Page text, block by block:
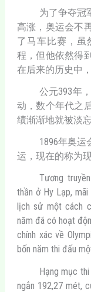
为了争夺冠
高涨，奥运会不
了马车比赛，虽
程，但他依然得
在后来的历史中
公元393年
动，数个年代之
绩渐渐地就被淡忘
1896年奥
运，现在的称为现
Tương
thần ở Hy Lạp,
lịch sử một cách
năm đã có hoạt
chính xác về
bốn năm thi đấu
Hạng mục
ngắn 192,27 mét,